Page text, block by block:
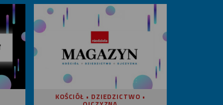
KOŚCIÓŁ • DZIEDZICTWO •